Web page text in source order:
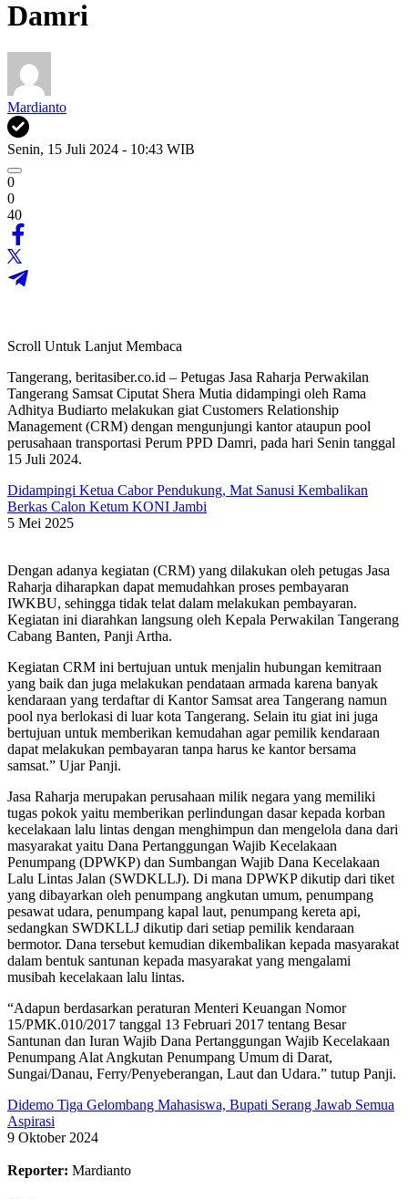
Damri
Mardianto
Senin, 15 Juli 2024 - 10:43 WIB
0
0
40
Scroll Untuk Lanjut Membaca
Tangerang, beritasiber.co.id – Petugas Jasa Raharja Perwakilan
Tangerang Samsat Ciputat Shera Mutia didampingi oleh Rama
Adhitya Budiarto melakukan giat Customers Relationship
Management (CRM) dengan mengunjungi kantor ataupun pool
perusahaan transportasi Perum PPD Damri, pada hari Senin tanggal
15 Juli 2024.
Didampingi Ketua Cabor Pendukung, Mat Sanusi Kembalikan
Berkas Calon Ketum KONI Jambi
5 Mei 2025
Dengan adanya kegiatan (CRM) yang dilakukan oleh petugas Jasa
Raharja diharapkan dapat memudahkan proses pembayaran
IWKBU, sehingga tidak telat dalam melakukan pembayaran.
Kegiatan ini diarahkan langsung oleh Kepala Perwakilan Tangerang
Cabang Banten, Panji Artha.
Kegiatan CRM ini bertujuan untuk menjalin hubungan kemitraan
yang baik dan juga melakukan pendataan armada karena banyak
kendaraan yang terdaftar di Kantor Samsat area Tangerang namun
pool nya berlokasi di luar kota Tangerang. Selain itu giat ini juga
bertujuan untuk memberikan kemudahan agar pemilik kendaraan
dapat melakukan pembayaran tanpa harus ke kantor bersama
samsat.” Ujar Panji.
Jasa Raharja merupakan perusahaan milik negara yang memiliki
tugas pokok yaitu memberikan perlindungan dasar kepada korban
kecelakaan lalu lintas dengan menghimpun dan mengelola dana dari
masyarakat yaitu Dana Pertanggungan Wajib Kecelakaan
Penumpang (DPWKP) dan Sumbangan Wajib Dana Kecelakaan
Lalu Lintas Jalan (SWDKLLJ). Di mana DPWKP dikutip dari tiket
yang dibayarkan oleh penumpang angkutan umum, penumpang
pesawat udara, penumpang kapal laut, penumpang kereta api,
sedangkan SWDKLLJ dikutip dari setiap pemilik kendaraan
bermotor. Dana tersebut kemudian dikembalikan kepada masyarakat
dalam bentuk santunan kepada masyarakat yang mengalami
musibah kecelakaan lalu lintas.
“Adapun berdasarkan peraturan Menteri Keuangan Nomor
15/PMK.010/2017 tanggal 13 Februari 2017 tentang Besar
Santunan dan Iuran Wajib Dana Pertanggungan Wajib Kecelakaan
Penumpang Alat Angkutan Penumpang Umum di Darat,
Sungai/Danau, Ferry/Penyeberangan, Laut dan Udara.” tutup Panji.
Didemo Tiga Gelombang Mahasiswa, Bupati Serang Jawab Semua
Aspirasi
9 Oktober 2024
Reporter: Mardianto